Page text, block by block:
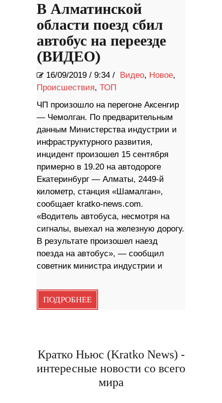
В Алматинской
области поезд сбил
автобус на переезде
(ВИДЕО)
16/09/2019 / 9:34 / Видео, Новое,
Происшествия, ТОП
ЧП произошло на перегоне Аксенгир
— Чемолган. По предварительным
данным Министерства индустрии и
инфраструктурного развития,
инцидент произошел 15 сентября
примерно в 19.20 на автодороге
Екатеринбург — Алматы, 2449-й
километр, станция «Шамалган»,
сообщает kratko-news.com.
«Водитель автобуса, несмотря на
сигналы, выехал на железную дорогу.
В результате произошел наезд
поезда на автобус», — сообщил
советник министра индустрии и
ПОДРОБНЕЕ
Кратко Ньюс (Kratko News) -
интересные новости со всего
мира